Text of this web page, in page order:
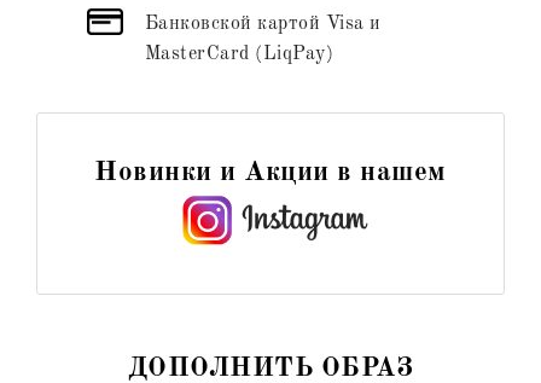
Банковской картой Visa и
MasterCard (LiqPay)
Новинки и Акции в нашем
ДОПОЛНИТЬ ОБРАЗ